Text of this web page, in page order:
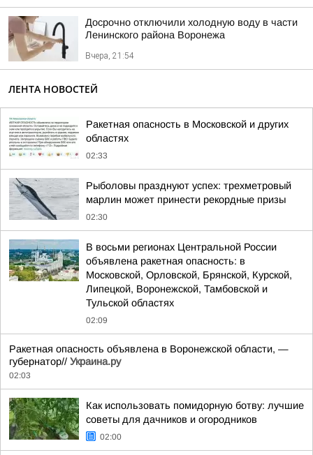
Досрочно отключили холодную воду в части
Ленинского района Воронежа
Вчера, 21:54
ЛЕНТА НОВОСТЕЙ
Ракетная опасность в Московской и других
областях
02:33
Рыболовы празднуют успех: трехметровый
марлин может принести рекордные призы
02:30
В восьми регионах Центральной России
объявлена ракетная опасность: в
Московской, Орловской, Брянской, Курской,
Липецкой, Воронежской, Тамбовской и
Тульской областях
02:09
Ракетная опасность объявлена в Воронежской области, —
губернатор// Украина.ру
02:03
Как использовать помидорную ботву: лучшие
советы для дачников и огородников
02:00